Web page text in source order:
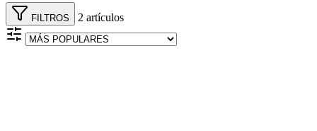
FILTROS 2 artículos